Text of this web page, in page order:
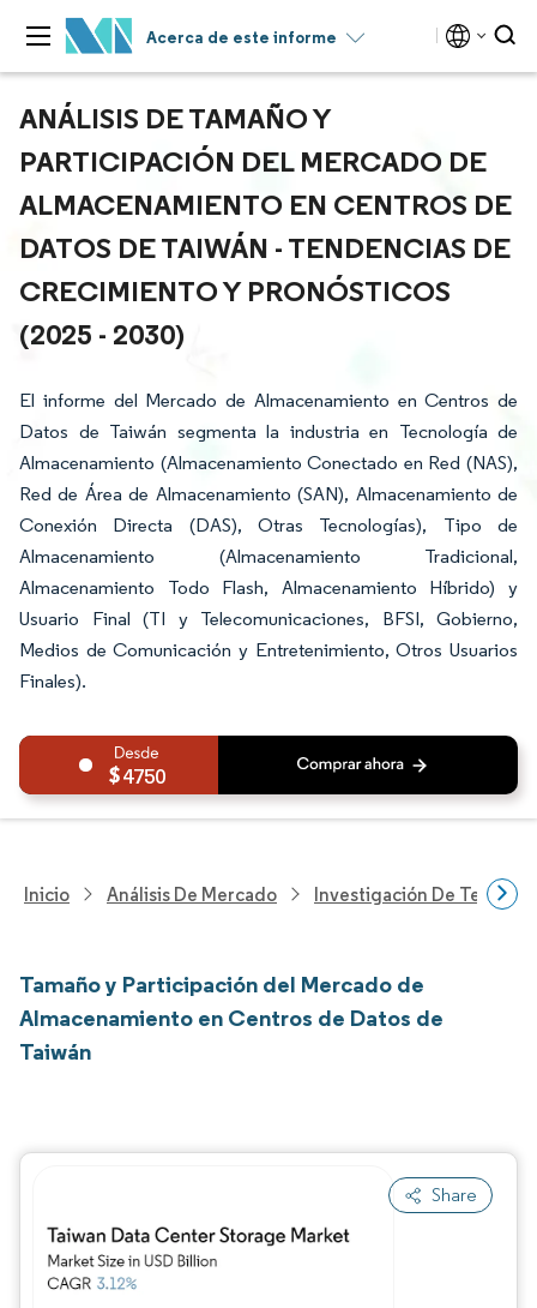
Acerca de este informe
ANÁLISIS DE TAMAÑO Y
PARTICIPACIÓN DEL MERCADO DE
ALMACENAMIENTO EN CENTROS DE
DATOS DE TAIWÁN - TENDENCIAS DE
CRECIMIENTO Y PRONÓSTICOS
(2025 - 2030)
El informe del Mercado de Almacenamiento en Centros de
Datos de Taiwán segmenta la industria en Tecnología de
Almacenamiento (Almacenamiento Conectado en Red (NAS),
Red de Área de Almacenamiento (SAN), Almacenamiento de
Conexión Directa (DAS), Otras Tecnologías), Tipo de
Almacenamiento (Almacenamiento Tradicional,
Almacenamiento Todo Flash, Almacenamiento Híbrido) y
Usuario Final (TI y Telecomunicaciones, BFSI, Gobierno,
Medios de Comunicación y Entretenimiento, Otros Usuarios
Finales).
4750
Inicio Análisis De Mercado Investigación De
Tamaño y Participación del Mercado de
Almacenamiento en Centros de Datos de
Taiwán
Share